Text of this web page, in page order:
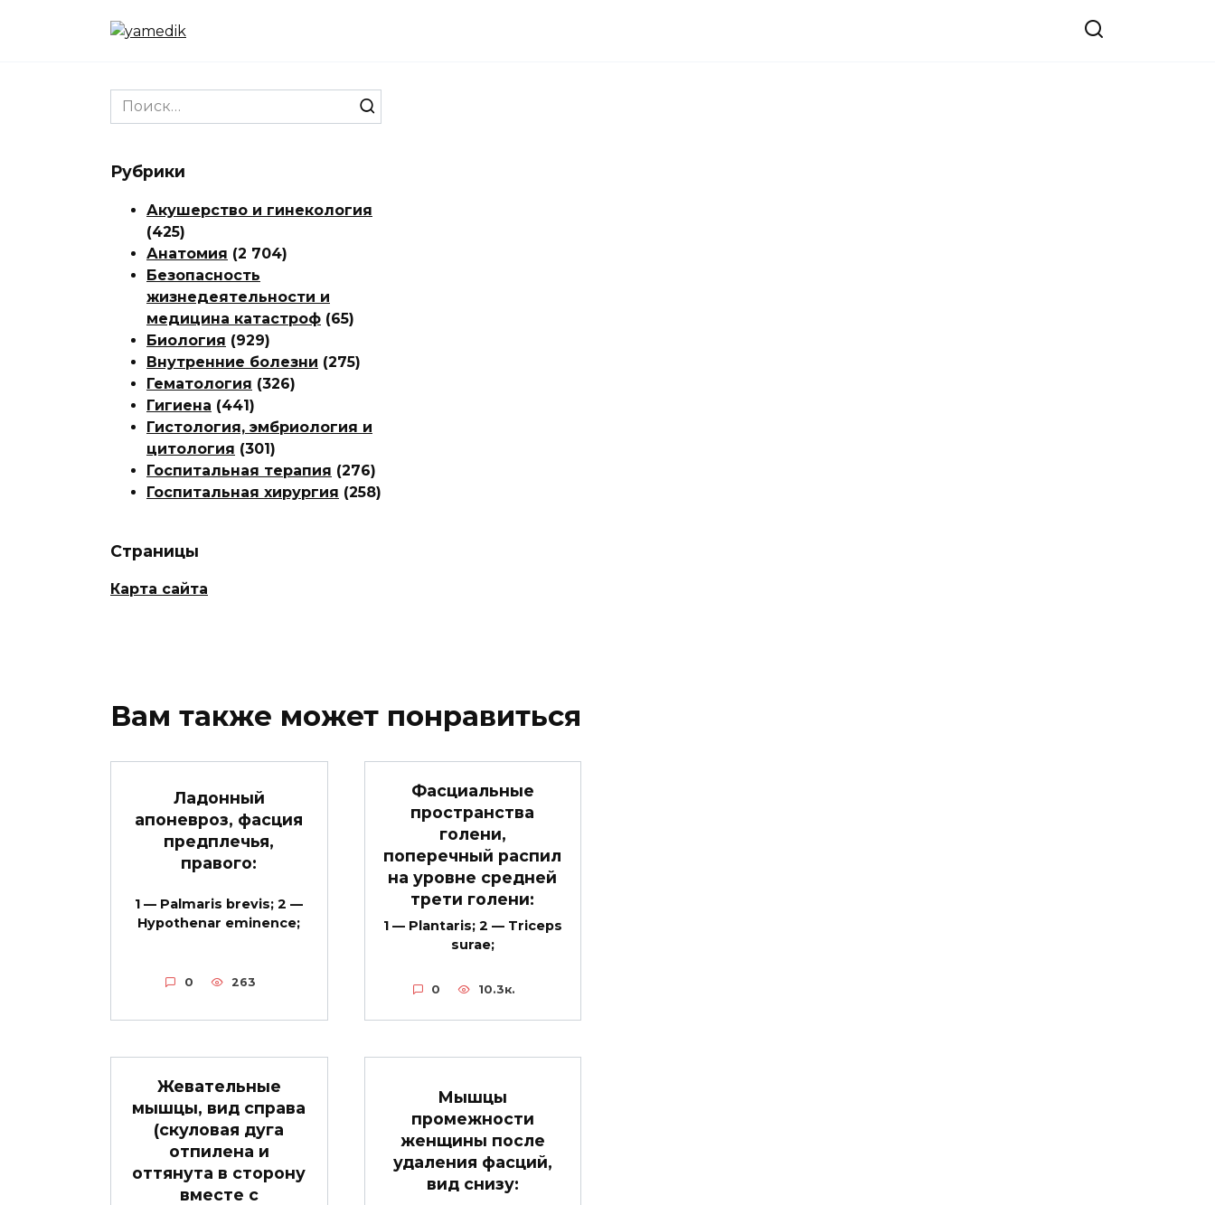
Search
for:
Рубрики
Акушерство и гинекология
(425)
Анатомия (2 704)
Безопасность
жизнедеятельности и
медицина катастроф (65)
Биология (929)
Внутренние болезни (275)
Гематология (326)
Гигиена (441)
Гистология, эмбриология и
цитология (301)
Госпитальная терапия (276)
Госпитальная хирургия (258)
Страницы
Карта сайта
Вам также может понравиться
Ладонный
апоневроз, фасция
предплечья,
правого:
1 — Palmaris brevis; 2 —
Hypothenar eminence;
0 263
Фасциальные
пространства
голени,
поперечный распил
на уровне средней
трети голени:
1 — Plantaris; 2 — Triceps
surae;
0 10.3к.
Жевательные
мышцы, вид справа
(скуловая дуга
отпилена и
оттянута в сторону
вместе с
Мышцы
промежности
женщины после
удаления фасций,
вид снизу: